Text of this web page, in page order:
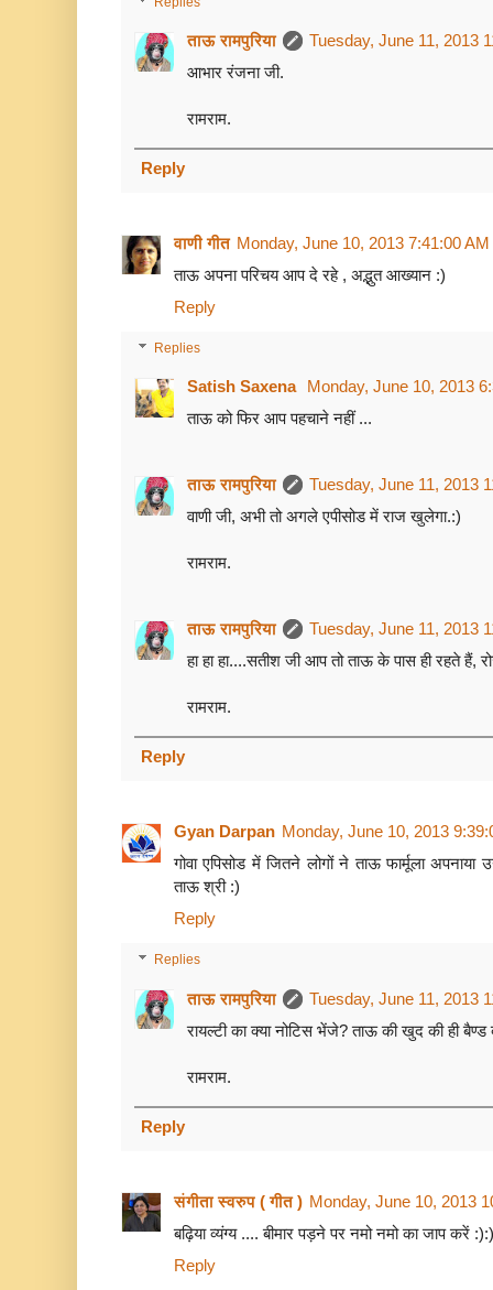
ताऊ रामपुरिया
Tuesday, June 11, 2013
आभार रंजना जी.
रामराम.
Reply
वाणी गीत Monday, June 10, 2013 7:41:00 AM
ताऊ अपना परिचय आप दे रहे , अद्भुत आख्यान :)
Reply
Replies
Satish Saxena Monday, June 10, 2013
ताऊ को फिर आप पहचाने नहीं ...
ताऊ रामपुरिया
Tuesday, June 11, 2013
वाणी जी, अभी तो अगले एपीसोड में राज खुलेगा.:)
रामराम.
ताऊ रामपुरिया
Tuesday, June 11, 2013
हा हा हा....सतीश जी आप तो ताऊ के पास ही रहते हैं,
रामराम.
Reply
Gyan Darpan Monday, June 10, 2013
गोवा एपिसोड में जितने लोगों ने ताऊ फार्मूला अपनाया
ताऊ श्री :)
Reply
Replies
ताऊ रामपुरिया
Tuesday, June 11, 2013
रायल्टी का क्या नोटिस भेंजे? ताऊ की खुद की ही
रामराम.
Reply
संगीता स्वरुप ( गीत ) Monday, June 10, 2013
बढ़िया व्यंग्य .... बीमार पड़ने पर नमो नमो का जाप करें :):)
Reply